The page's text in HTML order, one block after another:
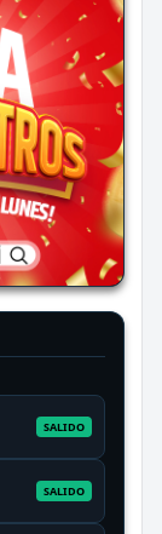
SALIDO
SALIDO